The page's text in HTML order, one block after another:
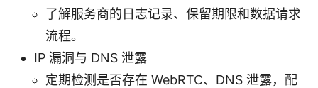
了解服务商的日志记录、保留期限和数据请求
流程。
IP 漏洞与 DNS 泄露
定期检测是否存在 WebRTC、DNS 泄露，配